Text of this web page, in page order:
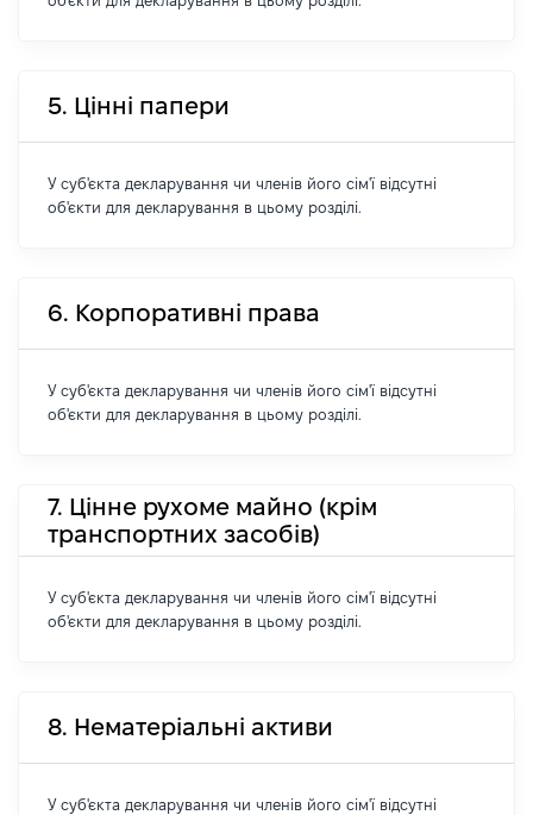
5. Цінні папери
У суб'єкта декларування чи членів його сім'ї відсутні
об'єкти для декларування в цьому розділі.
6. Корпоративні права
У суб'єкта декларування чи членів його сім'ї відсутні
об'єкти для декларування в цьому розділі.
7. Цінне рухоме майно (крім
транспортних засобів)
У суб'єкта декларування чи членів його сім'ї відсутні
об'єкти для декларування в цьому розділі.
8. Нематеріальні активи
У суб'єкта декларування чи членів його сім'ї відсутні